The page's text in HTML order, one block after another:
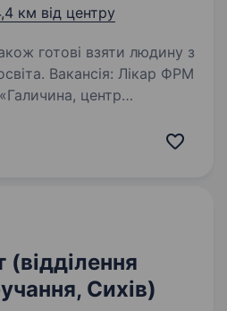
км від центру
готові взяти людину з
Лікар ФРМ
команду Лікаря з
(відділення
Сихів)